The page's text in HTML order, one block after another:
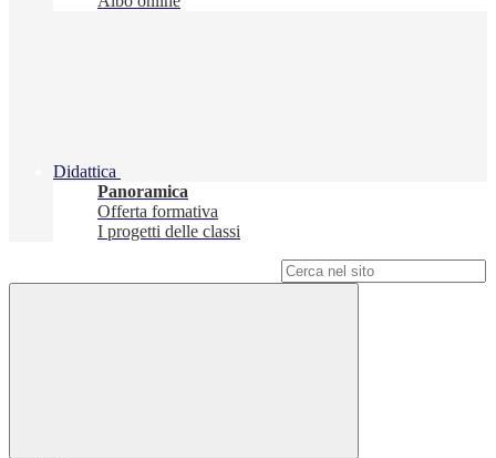
Didattica
Panoramica
Offerta formativa
I progetti delle classi